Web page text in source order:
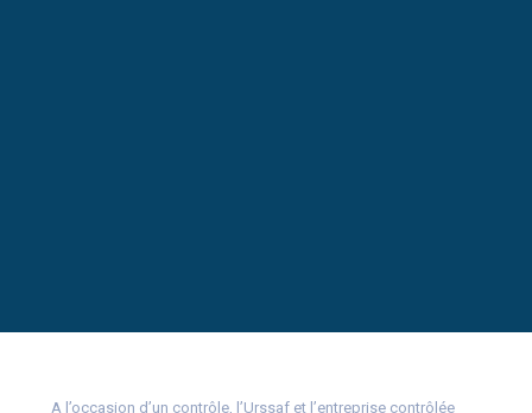
A l’occasion d’un contrôle, l’Urssaf et l’entreprise contrôlée